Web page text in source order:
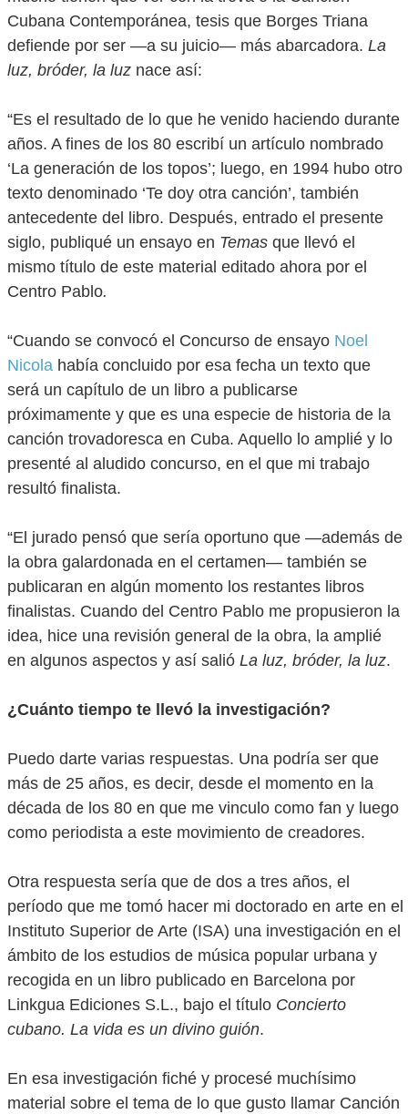
Cubana Contemporánea, tesis que Borges Triana
defiende por ser —a su juicio— más abarcadora. La
luz, bróder, la luz nace así:
“Es el resultado de lo que he venido haciendo durante
años. A fines de los 80 escribí un artículo nombrado
‘La generación de los topos’; luego, en 1994 hubo otro
texto denominado ‘Te doy otra canción’, también
antecedente del libro. Después, entrado el presente
siglo, publiqué un ensayo en Temas que llevó el
mismo título de este material editado ahora por el
Centro Pablo.
“Cuando se convocó el Concurso de ensayo Noel
Nicola había concluido por esa fecha un texto que
será un capítulo de un libro a publicarse
próximamente y que es una especie de historia de la
canción trovadoresca en Cuba. Aquello lo amplié y lo
presenté al aludido concurso, en el que mi trabajo
resultó finalista.
“El jurado pensó que sería oportuno que —además de
la obra galardonada en el certamen— también se
publicaran en algún momento los restantes libros
finalistas. Cuando del Centro Pablo me propusieron la
idea, hice una revisión general de la obra, la amplié
en algunos aspectos y así salió La luz, bróder, la luz.
¿Cuánto tiempo te llevó la investigación?
Puedo darte varias respuestas. Una podría ser que
más de 25 años, es decir, desde el momento en la
década de los 80 en que me vinculo como fan y luego
como periodista a este movimiento de creadores.
Otra respuesta sería que de dos a tres años, el
período que me tomó hacer mi doctorado en arte en el
Instituto Superior de Arte (ISA) una investigación en el
ámbito de los estudios de música popular urbana y
recogida en un libro publicado en Barcelona por
Linkgua Ediciones S.L., bajo el título Concierto
cubano. La vida es un divino guión.
En esa investigación fiché y procesé muchísimo
material sobre el tema de lo que gusto llamar Canción